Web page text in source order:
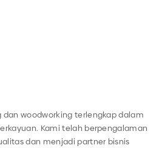
woodworking terlengkap dalam
Kami telah berpengalaman
dan menjadi partner bisnis